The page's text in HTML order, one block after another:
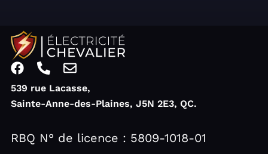
F
c
e
o
o
P
o
n
-
a
E
v
e
o
p
539 rue Lacasse,
Sainte-Anne-des-Plaines, J5N 2E3, QC.
RBQ N° de licence : 5809-1018-01